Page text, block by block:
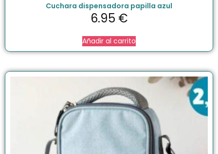
Cuchara dispensadora papilla azul
6.95 €
Añadir al carrito